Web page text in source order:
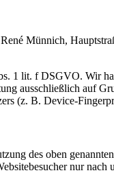
Münnich,
lit. f DSGVO. Wir
ausschließlich auf
(z. B. Device-
des oben
nur